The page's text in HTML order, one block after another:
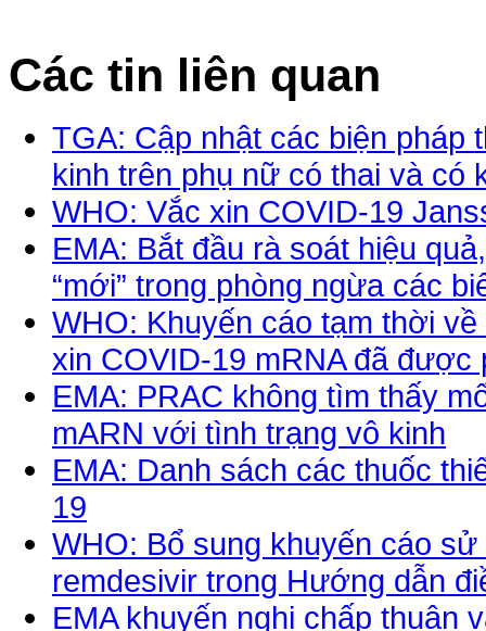
Các tin liên quan
TGA: Cập nhật các biện pháp
kinh trên phụ nữ có thai và có
WHO: Vắc xin COVID-19
EMA: Bắt đầu rà soát hiệu
“mới” trong phòng ngừa các
WHO: Khuyến cáo tạm thời
xin COVID-19 mRNA đã
EMA: PRAC không tìm thấy
mARN với tình trạng vô kinh
EMA: Danh sách các thuốc
19
WHO: Bổ sung khuyến cáo
remdesivir trong Hướng dẫn
EMA khuyến nghị chấp thuận